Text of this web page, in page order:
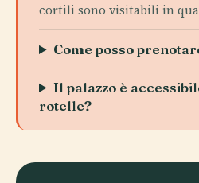
cortili sono visitabili in
Come posso
Il palazzo è
rotelle?